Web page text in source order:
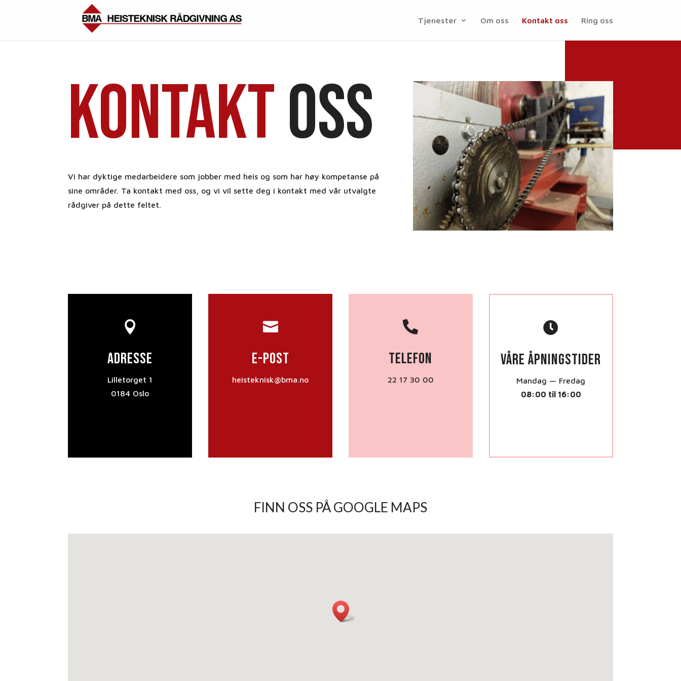
Tjenester Om oss Kontakt oss Ring oss
Kontaktoss
Vi har dyktige medarbeidere som jobber med heis og som har høy kompetanse på
sine områder. Ta kontakt med oss, og vi vil sette deg i kontakt med vår utvalgte
rådgiver på dette feltet.

Adresse
Lilletorget 1
0184 Oslo

E-post
heisteknisk@bma.no

Telefon
22 17 30 00

Våre åpningstider
Mandag — Fredag
08:00 til 16:00
FINN OSS PÅ GOOGLE MAPS